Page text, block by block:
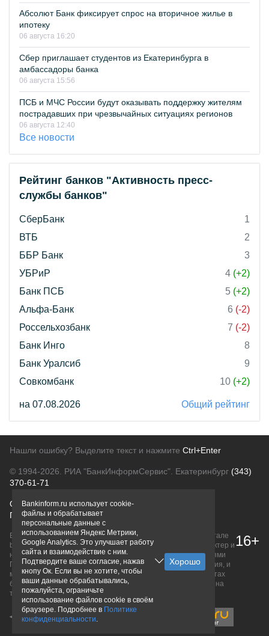
Абсолют Банк фиксирует спрос на вторичное жилье в
ипотеку
06 августа 16:20
Сбер приглашает студентов из Екатеринбурга в
амбассадоры банка
06 августа 15:56
ПСБ и МЧС России будут оказывать поддержку жителям
пострадавших при чрезвычайных ситуациях регионов
06 августа 12:40
Все новости
Рейтинг банков "Активность пресс-
службы банков"
СберБанк
1
ВТБ
2
ББР Банк
3
УБРиР
4 (+2)
Банк ПСБ
5 (+2)
Альфа-Банк
6 (-2)
Россельхозбанк
7 (-2)
Банк Инго
8
Банк Уралсиб
9
Совкомбанк
10 (+2)
на 07.08.2026 Общий рейтинг
Нашли ошибку? Выделите текст и нажмите Ctrl+Enter
© 1994-2026. РИА "БанкИнформСервис". Екатеринбург (343)
370-61-71
О проектеПолитика конфиденциальности
Правовая информацияДля рекламодателей
Вся информация о продуктах банков, размещенная на портале
bankinform.ru, носит исключительно ознакомительный характер и
не является публичной офертой, определяемой положениями
ГК РФ. Информация не содержит точного и полного описания, и
может быть изменена. Конечные условия уточняйте на сайтах
банков или при личном обращении. Исключительное право на
товарные знаки принадлежит их правообладателям.
16+
Bankinform.ru использует cookie-
файлы и обрабатывает
персональные данные с
использованием Яндекс Метрики,
Google Analytics. Это улучшает работу
сайта и взаимодействие с ним.
Подтвердите ваше согласие, нажав
кнопу Ок. Если вы не хотите, чтобы
ваши данные обрабатывались,
пожалуйста, ограничьте
использование файлов cookie в своём
браузере. Подробнее в Политике
конфиденциальности.